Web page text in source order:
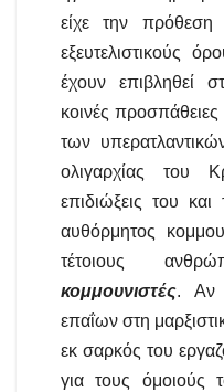
είχε την πρόθεση
εξευτελιστικούς
έχουν επιβληθεί
κοινές
των
ολιγαρχίας του
επιδιώξεις του
αυθόρμητος
τέτοιους
κομμουνιστές. Αν
επαΐων στη
εκ σαρκός του
για τους όμοιούς